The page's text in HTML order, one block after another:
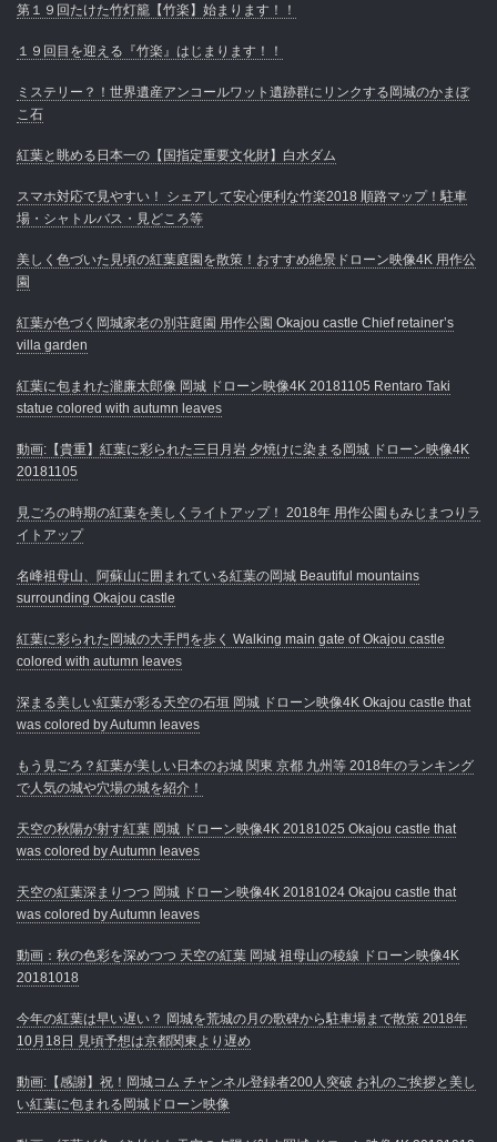
第１９回たけた竹灯籠【竹楽】始まります！！
１９回目を迎える『竹楽』はじまります！！
ミステリー？！世界遺産アンコールワット遺跡群にリンクする岡城のかまぼ
こ石
紅葉と眺める日本一の【国指定重要文化財】白水ダム
スマホ対応で見やすい！ シェアして安心便利な竹楽2018 順路マップ！駐車
場・シャトルバス・見どころ等
美しく色づいた見頃の紅葉庭園を散策！おすすめ絶景ドローン映像4K 用作公
園
紅葉が色づく岡城家老の別荘庭園 用作公園 Okajou castle Chief retainer’s
villa garden
紅葉に包まれた瀧廉太郎像 岡城 ドローン映像4K 20181105 Rentaro Taki
statue colored with autumn leaves
動画:【貴重】紅葉に彩られた三日月岩 夕焼けに染まる岡城 ドローン映像4K
20181105
見ごろの時期の紅葉を美しくライトアップ！ 2018年 用作公園もみじまつりラ
イトアップ
名峰祖母山、阿蘇山に囲まれている紅葉の岡城 Beautiful mountains
surrounding Okajou castle
紅葉に彩られた岡城の大手門を歩く Walking main gate of Okajou castle
colored with autumn leaves
深まる美しい紅葉が彩る天空の石垣 岡城 ドローン映像4K Okajou castle that
was colored by Autumn leaves
もう見ごろ？紅葉が美しい日本のお城 関東 京都 九州等 2018年のランキング
で人気の城や穴場の城を紹介！
天空の秋陽が射す紅葉 岡城 ドローン映像4K 20181025 Okajou castle that
was colored by Autumn leaves
天空の紅葉深まりつつ 岡城 ドローン映像4K 20181024 Okajou castle that
was colored by Autumn leaves
動画：秋の色彩を深めつつ 天空の紅葉 岡城 祖母山の稜線 ドローン映像4K
20181018
今年の紅葉は早い遅い？ 岡城を荒城の月の歌碑から駐車場まで散策 2018年
10月18日 見頃予想は京都関東より遅め
動画:【感謝】祝！岡城コム チャンネル登録者200人突破 お礼のご挨拶と美し
い紅葉に包まれる岡城ドローン映像